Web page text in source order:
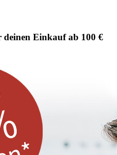
deinen Einkauf ab 100 €